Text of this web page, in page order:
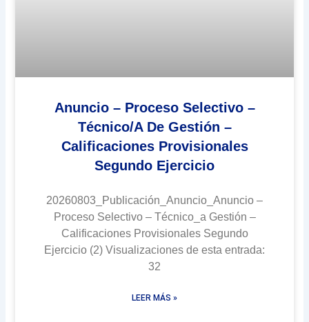
Anuncio – Proceso Selectivo –
Técnico/a De Gestión –
Calificaciones Provisionales
Segundo Ejercicio
20260803_Publicación_Anuncio_Anuncio –
Proceso Selectivo – Técnico_a Gestión –
Calificaciones Provisionales Segundo
Ejercicio (2) Visualizaciones de esta entrada:
32
LEER MÁS »